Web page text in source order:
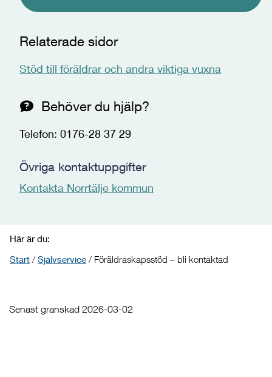
Relaterade sidor
Stöd till föräldrar och andra viktiga vuxna
Behöver du hjälp?
Telefon: 0176-28 37 29
Övriga kontaktuppgifter
Kontakta Norrtälje kommun
Här är du:
Start / Självservice / Föräldraskapsstöd – bli kontaktad
Senast granskad 2026-03-02